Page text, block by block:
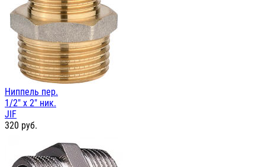
Ниппель пер.
1/2" х 2" ник.
JIF
320 руб.